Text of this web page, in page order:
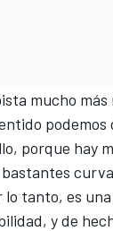
mucho
podemos
porque hay
lo tanto, es
y de